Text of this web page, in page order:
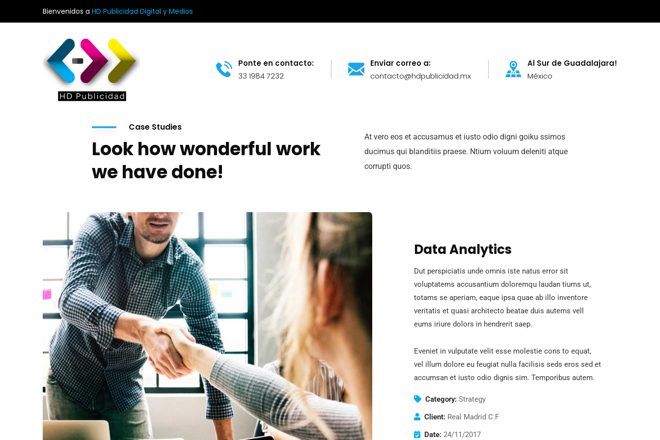
Bienvenidos a HD Publicidad Digital y Medios
Ponte en contacto:
33 1984 7232
Enviar correo a:
contacto@hdpublicidad.mx
Al Sur de Guadalajara!
México
Case Studies
Look how wonderful work
we have done!
At vero eos et accusamus et iusto odio digni goiku ssimos
ducimus qui blanditiis praese. Ntium voluum deleniti atque
corrupti quos.
Data Analytics
Dut perspiciatis unde omnis iste natus error sit
voluptatems accusantium doloremqu laudan tiums ut,
totams se aperiam, eaque ipsa quae ab illo inventore
veritatis et quasi architecto beatae duis autems vell
eums iriure dolors in hendrerit saep.
Eveniet in vulputate velit esse molestie cons to equat,
vel illum dolore eu feugiat nulla facilisis seds eros sed et
accumsan et iusto odio dignis sim. Temporibus autem.
Category: Strategy
Client: Real Madrid C.F
Date: 24/11/2017